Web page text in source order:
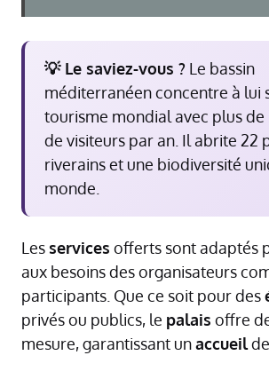
💡 Le saviez-vous ? Le bassin
méditerranéen concentre à lui
tourisme mondial avec plus
de visiteurs par an. Il abrite 22
riverains et une biodiversité
monde.
Les services offerts sont adaptés
aux besoins des organisateurs
participants. Que ce soit pour des
privés ou publics, le palais offre
mesure, garantissant unaccueil